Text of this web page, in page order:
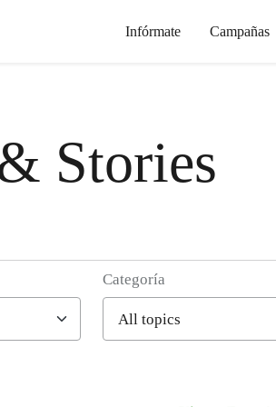
Infórmate Campañas
Stories
Categoría